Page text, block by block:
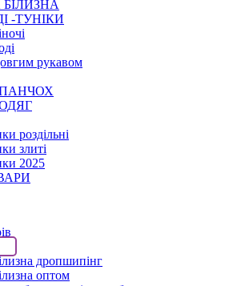
-ТУНІКИ
рукавом
роздільні
злиті
2025
дропшипінг
оптом